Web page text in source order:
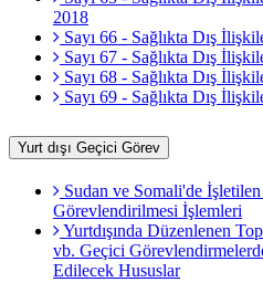
2018
Sayı 66 - Sağlıkta Dış
Sayı 67 - Sağlıkta Dış
Sayı 68 - Sağlıkta Dış
Sayı 69 - Sağlıkta Dış
Yurt dışı Geçici Görev
Sudan ve Somali'de
Görevlendirilmesi İşlemleri
Yurtdışında Düzenlenen
vb. Geçici
Edilecek Hususlar